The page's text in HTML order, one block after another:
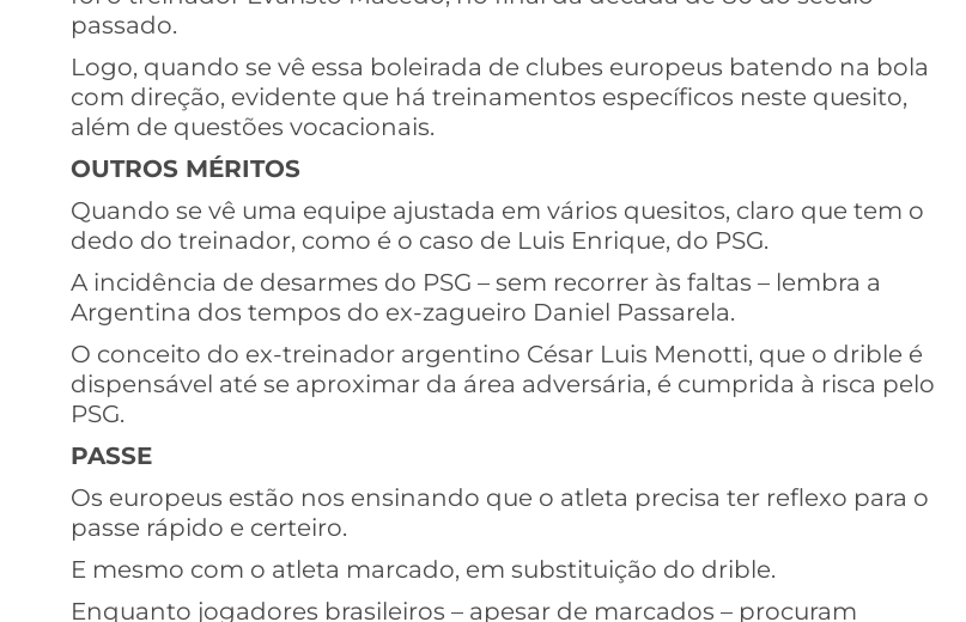
passado.
Logo, quando se vê essa boleirada de clubes europeus batendo na bola
com direção, evidente que há treinamentos específicos neste quesito,
além de questões vocacionais.
OUTROS MÉRITOS
Quando se vê uma equipe ajustada em vários quesitos, claro que tem o
dedo do treinador, como é o caso de Luis Enrique, do PSG.
A incidência de desarmes do PSG – sem recorrer às faltas – lembra a
Argentina dos tempos do ex-zagueiro Daniel Passarela.
O conceito do ex-treinador argentino César Luis Menotti, que o drible é
dispensável até se aproximar da área adversária, é cumprida à risca pelo
PSG.
PASSE
Os europeus estão nos ensinando que o atleta precisa ter reflexo para o
passe rápido e certeiro.
E mesmo com o atleta marcado, em substituição do drible.
Enquanto jogadores brasileiros – apesar de marcados – procuram